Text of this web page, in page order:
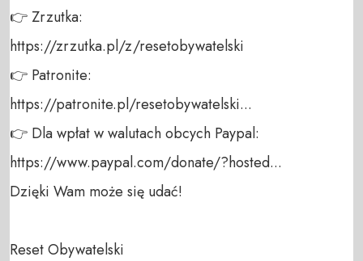
👉 Zrzutka:
https://zrzutka.pl/z/resetobywatelski
👉 Patronite:
https://patronite.pl/resetobywatelski...
👉 Dla wpłat w walutach obcych Paypal:
https://www.paypal.com/donate/?hosted...
Dzięki Wam może się udać!
Reset Obywatelski